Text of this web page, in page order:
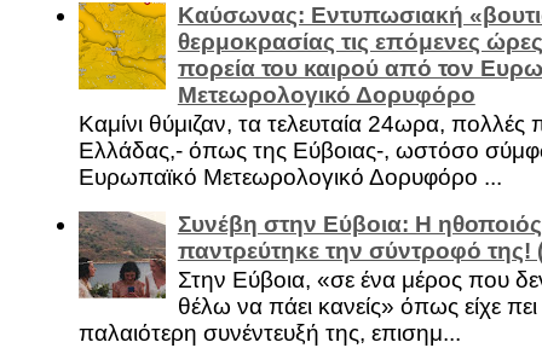
Καύσωνας: Εντυπωσιακή
θερμοκρασίας τις επόμενες
πορεία του καιρού από τον
Μετεωρολογικό Δορυφόρο
Καμίνι θύμιζαν, τα τελευταία 24ωρα, πολλές
Ελλάδας,- όπως της Εύβοιας-, ωστόσο
Ευρωπαϊκό Μετεωρολογικό Δορυφόρο ...
Συνέβη στην Εύβοια: Η
παντρεύτηκε την σύντροφό
Στην Εύβοια, «σε ένα μέρος που
θέλω να πάει κανείς» όπως είχε πει
παλαιότερη συνέντευξή της, επισημ...